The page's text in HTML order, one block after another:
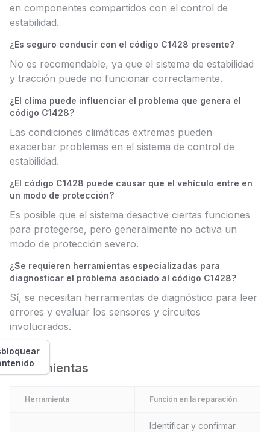
en componentes compartidos con el control de
estabilidad.
¿Es seguro conducir con el código C1428 presente?
No es recomendable, ya que el sistema de estabilidad
y tracción puede no funcionar correctamente.
¿El clima puede influenciar el problema que genera el
código C1428?
Las condiciones climáticas extremas pueden
exacerbar problemas en el sistema de control de
estabilidad.
¿El código C1428 puede causar que el vehículo entre en
un modo de protección?
Es posible que el sistema desactive ciertas funciones
para protegerse, pero generalmente no activa un
modo de protección severo.
¿Se requieren herramientas especializadas para
diagnosticar el problema asociado al código C1428?
Sí, se necesitan herramientas de diagnóstico para leer
errores y evaluar los sensores y circuitos
involucrados.
Herramientas
Herramienta Función en la reparación
Identificar y confirmar